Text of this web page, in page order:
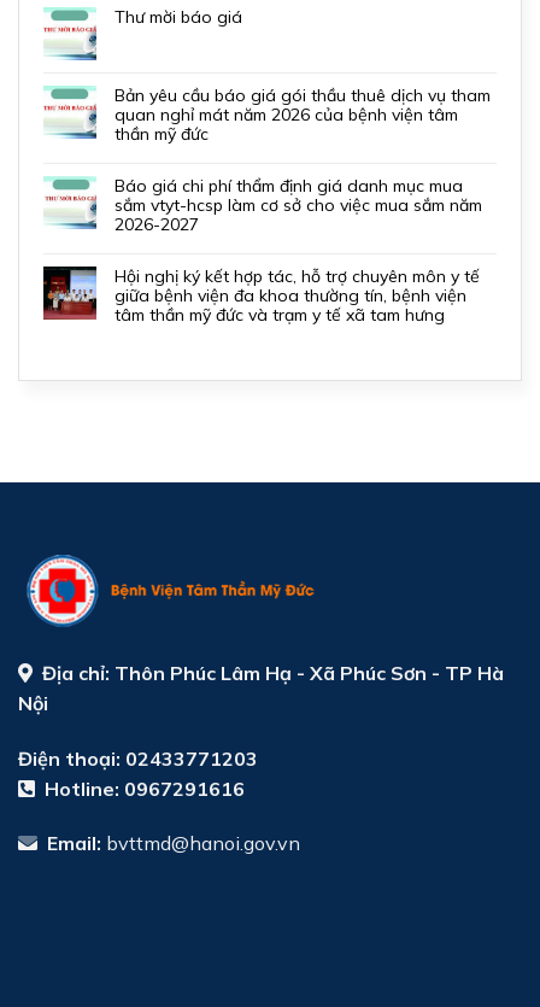
thư mời báo giá
bản yêu cầu báo giá gói thầu thuê dịch vụ tham
quan nghỉ mát năm 2026 của bệnh viện tâm
thần mỹ đức
báo giá chi phí thẩm định giá danh mục mua
sắm vtyt-hcsp làm cơ sở cho việc mua sắm năm
2026-2027
hội nghị ký kết hợp tác, hỗ trợ chuyên môn y tế
giữa bệnh viện đa khoa thường tín, bệnh viện
tâm thần mỹ đức và trạm y tế xã tam hưng
Địa chỉ: Thôn Phúc Lâm Hạ - Xã Phúc Sơn - TP Hà
Nội
Điện thoại: 02433771203
Hotline: 0967291616
Email: bvttmd@hanoi.gov.vn